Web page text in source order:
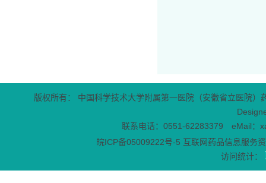
版权所有： 中国科学技术大学附属第一医院（安徽省立医院
联系电话：0551-62283379 eMail：
皖ICP备05009222号-5 互联网药品信息服务
访问统计：